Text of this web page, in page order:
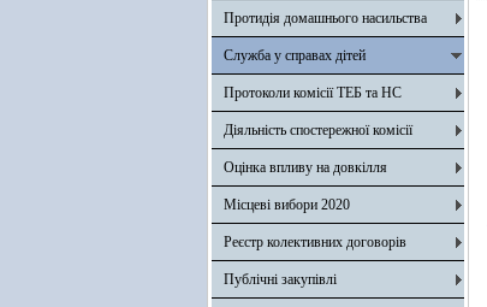
Протидія домашнього насильства
Служба у справах дітей
Протоколи комісії ТЕБ та НС
Діяльність спостережної комісії
Оцінка впливу на довкілля
Місцеві вибори 2020
Реєстр колективних договорів
Публічні закупівлі